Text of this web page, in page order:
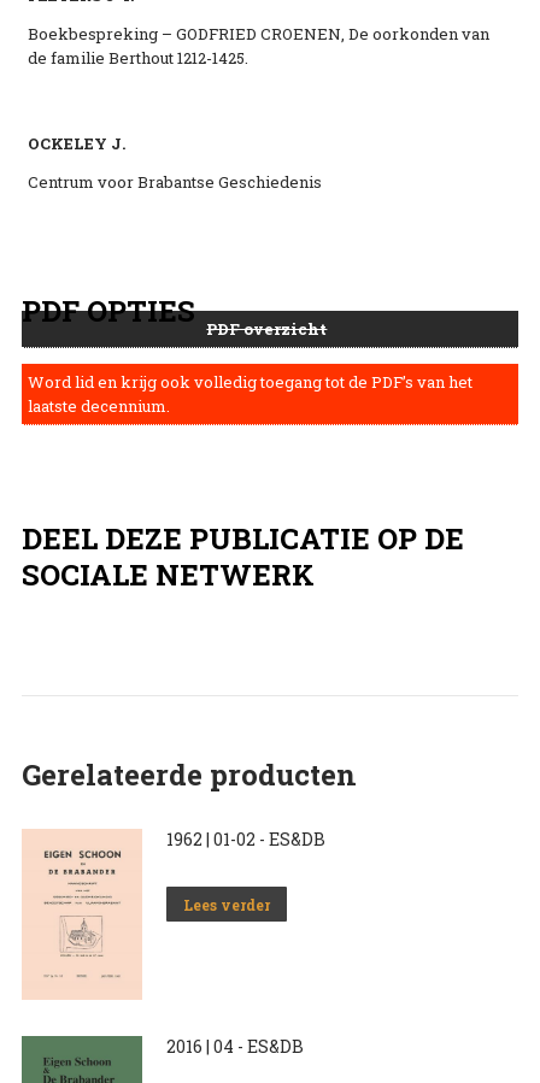
Boekbespreking – GODFRIED CROENEN, De oorkonden van
de familie Berthout 1212-1425.
OCKELEY J.
Centrum voor Brabantse Geschiedenis
PDF OPTIES PDF overzicht
Word lid en krijg ook volledig toegang tot de PDF’s van het
laatste decennium.
DEEL DEZE PUBLICATIE OP DE
SOCIALE NETWERK
Gerelateerde producten
1962 | 01-02 - ES&DB
Lees verder
2016 | 04 - ES&DB